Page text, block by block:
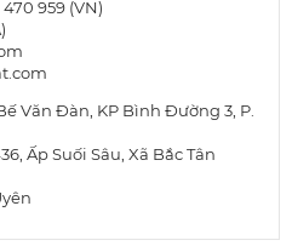
959 (VN)
Văn Đàn, KP Bình Đường 3, P.
Ấp Suối Sâu, Xã Bắc Tân